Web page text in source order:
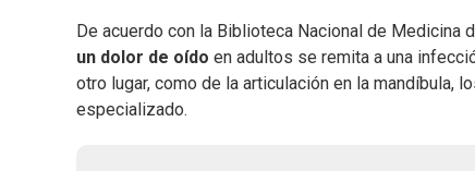
De acuerdo con la Biblioteca Nacional de
un dolor de oído en adultos se remita a una
otro lugar, como de la articulación en la mandíbula,
especializado.